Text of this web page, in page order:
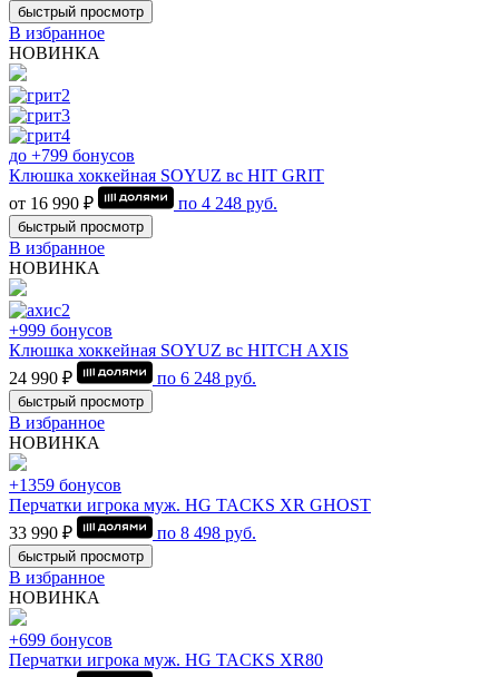
быстрый просмотр
В избранное
НОВИНКА
до +799 бонусов
Клюшка хоккейная SOYUZ вс HIT GRIT
от 16 990 ₽
по 4 248 руб.
быстрый просмотр
В избранное
НОВИНКА
+999 бонусов
Клюшка хоккейная SOYUZ вс HITCH AXIS
24 990 ₽
по 6 248 руб.
быстрый просмотр
В избранное
НОВИНКА
+1359 бонусов
Перчатки игрока муж. HG TACKS XR GHOST
33 990 ₽
по 8 498 руб.
быстрый просмотр
В избранное
НОВИНКА
+699 бонусов
Перчатки игрока муж. HG TACKS XR80